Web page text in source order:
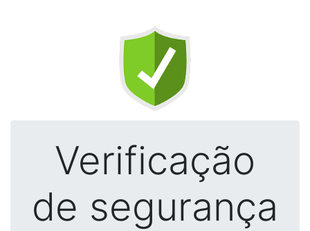
Verificação
de segurança